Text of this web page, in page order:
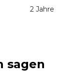
2 Jahre
sagen